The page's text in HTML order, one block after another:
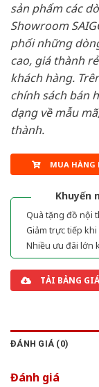
sản phẩm các
Showroom
phối những
cao, giá thành
khách hàng.
chính sách bán
dạng về mẫu
thành.
MUA HÀNG
Khuyến
Quà tặng đồ nội
Giảm trực tiếp
Nhiều ưu đãi lớn
TẢI BẢNG GIÁ
ĐÁNH GIÁ (0)
Đánh giá